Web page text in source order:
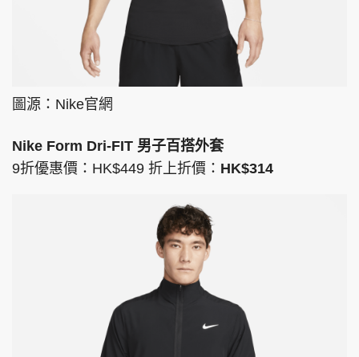
圖源：Nike官網
Nike Form Dri-FIT 男子百搭外套
9折優惠價：HK$449 折上折價： HK$314